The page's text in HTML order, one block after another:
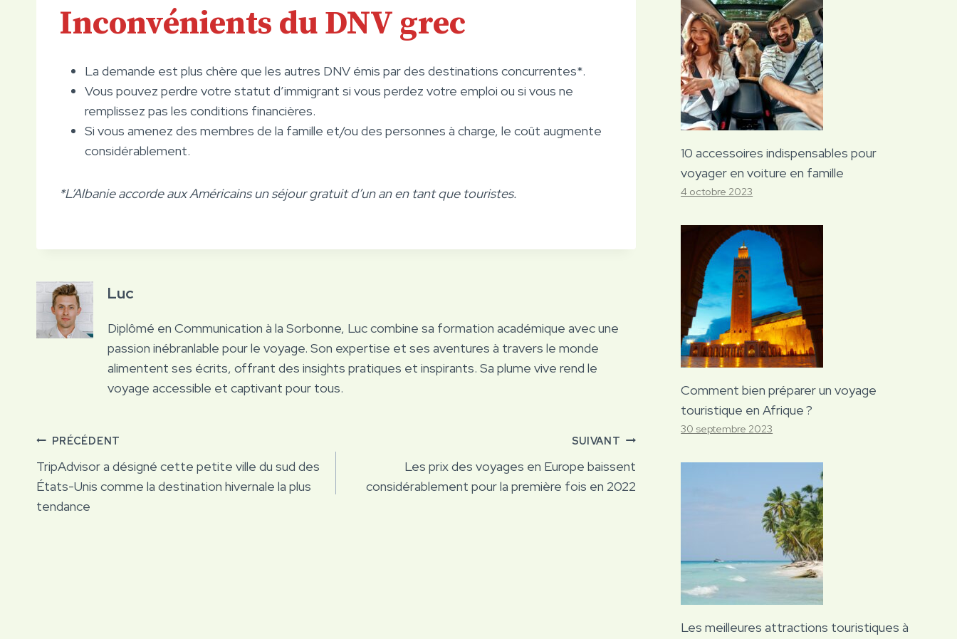
Inconvénients du DNV grec
La demande est plus chère que les autres DNV émis par des destinations concurrentes*.
Vous pouvez perdre votre statut d’immigrant si vous perdez votre emploi ou si vous ne
remplissez pas les conditions financières.
Si vous amenez des membres de la famille et/ou des personnes à charge, le coût augmente
considérablement.
*L’Albanie accorde aux Américains un séjour gratuit d’un an en tant que touristes.
Luc
Diplômé en Communication à la Sorbonne, Luc combine sa formation académique avec une
passion inébranlable pour le voyage. Son expertise et ses aventures à travers le monde
alimentent ses écrits, offrant des insights pratiques et inspirants. Sa plume vive rend le
voyage accessible et captivant pour tous.
Navigation
de
PRÉCÉDENT
TripAdvisor a désigné cette petite ville du sud des
États-Unis comme la destination hivernale la plus
tendance
SUIVANT
Les prix des voyages en Europe baissent
considérablement pour la première fois en 2022
10 accessoires indispensables pour
voyager en voiture en famille
4 octobre 2023
Comment bien préparer un voyage
touristique en Afrique ?
30 septembre 2023
Les meilleures attractions touristiques à